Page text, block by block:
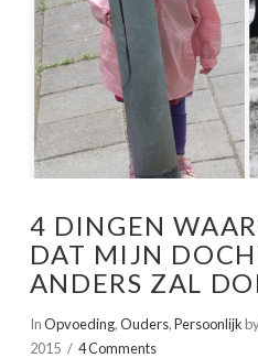
4 DINGEN
DAT MIJN
ANDERS ZAL
InOpvoeding,Ouders,Persoonlijk
2015
4 Comments